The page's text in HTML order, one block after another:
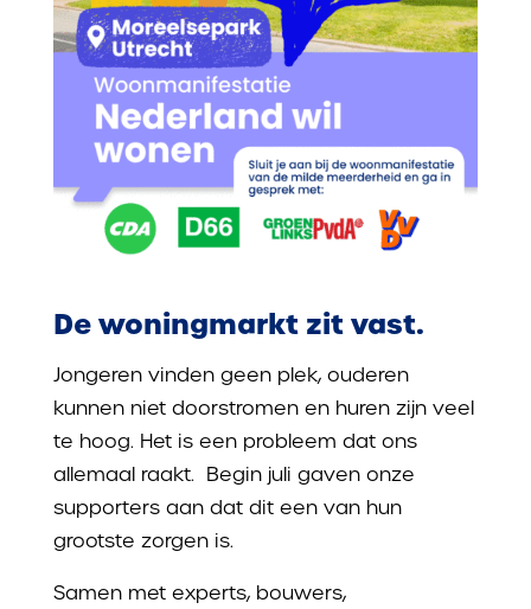
De woningmarkt zit vast.
Jongeren vinden geen plek, ouderen
kunnen niet doorstromen en huren zijn veel
te hoog. Het is een probleem dat ons
allemaal raakt. Begin juli gaven onze
supporters aan dat dit een van hun
grootste zorgen is.
Samen met experts, bouwers,